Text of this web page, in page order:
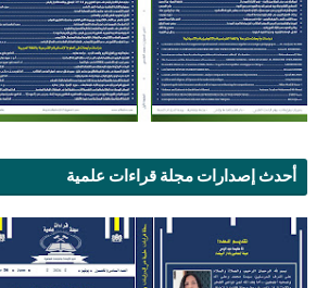
أحدث إصدارات مجلة قراءات علمية